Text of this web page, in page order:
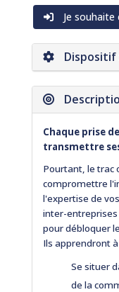
Je souhaite
Dispositif
Chaque prise
transmettre
Pourtant, le trac
compromettre
l'expertise de
inter-entreprises
pour débloquer
Ils apprendront à
Se situer
de la